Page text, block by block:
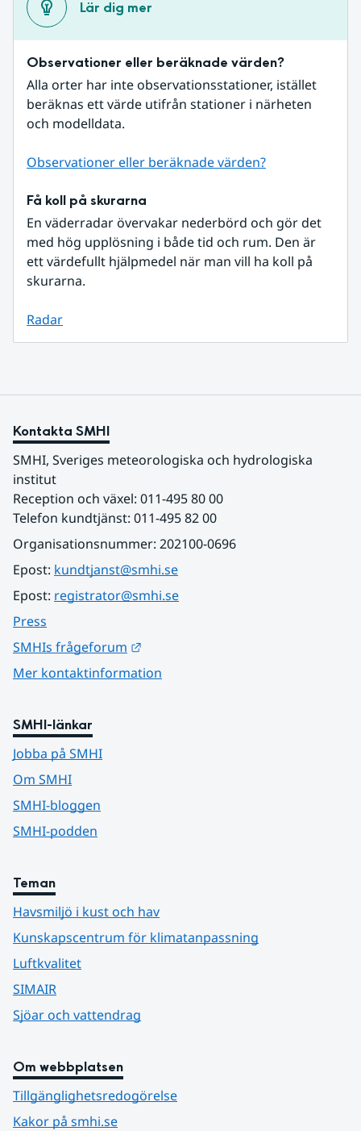
Lär dig mer
Observationer eller beräknade värden?
Alla orter har inte observationsstationer, istället
beräknas ett värde utifrån stationer i närheten
och modelldata.
Observationer eller beräknade värden?
Få koll på skurarna
En väderradar övervakar nederbörd och gör det
med hög upplösning i både tid och rum. Den är
ett värdefullt hjälpmedel när man vill ha koll på
skurarna.
Radar
Kontakta SMHI
SMHI, Sveriges meteorologiska och hydrologiska
institut
Reception och växel: 011-495 80 00
Telefon kundtjänst: 011-495 82 00
Organisationsnummer: 202100-0696
Epost: kundtjanst@smhi.se
Epost: registrator@smhi.se
Press
SMHIs frågeforum
Mer kontaktinformation
SMHI-länkar
Jobba på SMHI
Om SMHI
SMHI-bloggen
SMHI-podden
Teman
Havsmiljö i kust och hav
Kunskapscentrum för klimatanpassning
Luftkvalitet
SIMAIR
Sjöar och vattendrag
Om webbplatsen
Tillgänglighetsredogörelse
Kakor på smhi.se